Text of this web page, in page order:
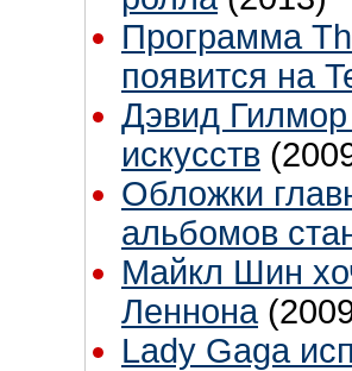
Программа
появится на
Дэвид Гилмор
искусств
Обложки
альбомов
Майкл Шин
Леннона
Lady Gaga